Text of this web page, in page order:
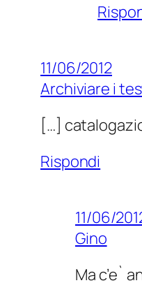
11/06/2012
Archiviare i
[…]
Rispondi
11/06/
Gino
Ma c’e`